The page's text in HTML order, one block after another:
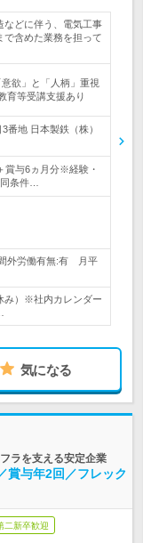
などに伴う、電気工事
で含めた業務を担って
欲」と「人柄」重視
育等受講支援あり
番地 日本製鉄（株）
賞与6ヵ月分※経験・
条件…
外労働有無:有 月平
み）※社内カレンダー
気になる
ラを支える安定企業
賞与年2回／フレック
二新卒歓迎